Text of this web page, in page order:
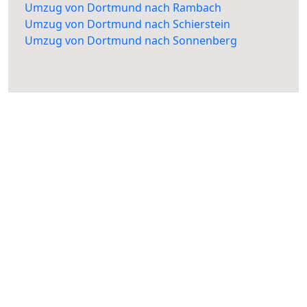
Umzug von Dortmund nach Rambach
Umzug von Dortmund nach Schierstein
Umzug von Dortmund nach Sonnenberg